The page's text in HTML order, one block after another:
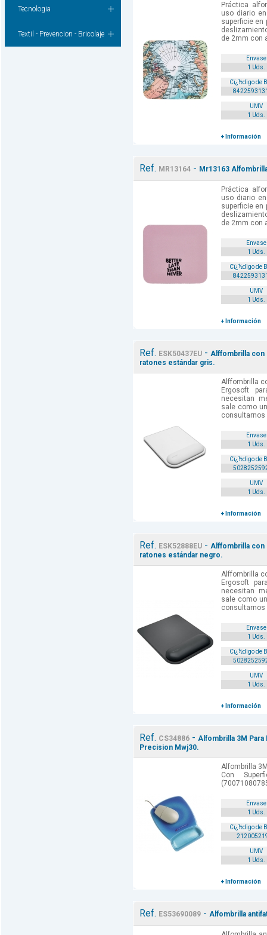
Tecnologia
Textil - Prevencion - Bricolaje
Práctica
uso diario
superficie en
de 2mm con
Envase
1 Uds.
Cï¿½digo de
UMV
1 Uds.
+ Información
Ref. MR13164- Mr13163
Práctica
uso diario
superficie en
de 2mm con
Envase
1 Uds.
Cï¿½digo de
UMV
1 Uds.
+ Información
Ref. ESK50437EU- Alffombrilla con
ratones estándar gris.
Alffombrilla
Ergosoft
necesitan
sale como
consultarnos
Envase
1 Uds.
Cï¿½digo de
UMV
1 Uds.
+ Información
Ref. ESK52888EU- Alffombrilla con
ratones estándar negro.
Alffombrilla
Ergosoft
necesitan
sale como
consultarnos
Envase
1 Uds.
Cï¿½digo de
UMV
1 Uds.
+ Información
Ref. CS34886- Alfombrilla 3M
Precision Mwj30.
Alfombrilla
Con
Envase
1 Uds.
Cï¿½digo de
UMV
1 Uds.
+ Información
Ref. ES53690089- Alfombrilla